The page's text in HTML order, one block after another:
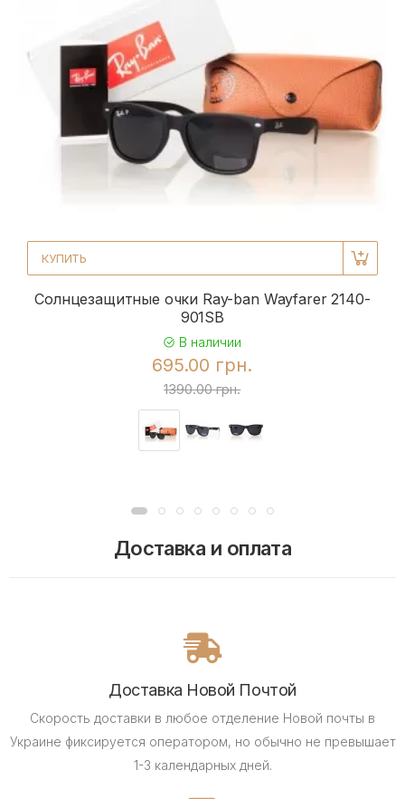
КУПИТЬ
Солнцезащитные очки Ray-ban Wayfarer 2140-
901SB
В наличии
695.00 грн.
1390.00 грн.
Доставка и оплата
Доставка Новой Почтой
Скорость доставки в любое отделение Новой почты в
Украине фиксируется оператором, но обычно не превышает
1-3 календарных дней.